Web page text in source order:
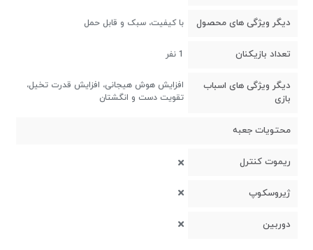
دیگر ویژگی های محصول با کیفیت، سبک و قابل حمل
تعداد بازیکنان 1 نفر
دیگر ویژگی های اسباب
بازی
افزایش هوش هیجانی، افزایش قدرت تخیل،
تقویت دست و انگشتان
محتویات جعبه
ریموت کنترل
ژیروسکوپ
دوربین